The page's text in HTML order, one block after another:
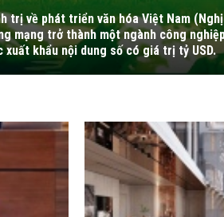
trị về phát triển văn hóa Việt Nam
mạng trở thành một ngành công
khẩu nội dung số có giá trị tỷ USD.